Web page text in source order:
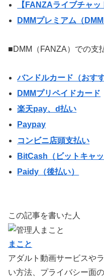
【FANZAライブチャ
DMMプレミアム（
■DMM（FANZA）での支
バンドルカード（おすす
DMMプリペイドカード
楽天pay、d払い
Paypay
コンビニ店頭支払い
BitCash（ビットキャッ
Paidy（後払い）
この記事を書いた人
まこと
アダルト動画サービスや
い方法、プライバシー面